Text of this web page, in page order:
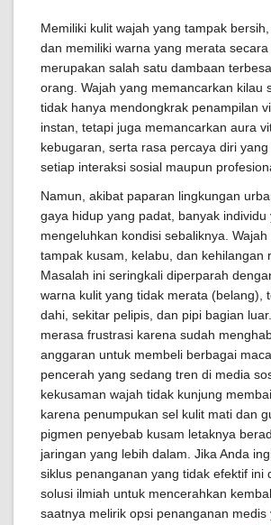
Memiliki kulit wajah yang tampak
dan memiliki warna yang merata secara
merupakan salah satu dambaan
orang. Wajah yang memancarkan kilau
tidak hanya mendongkrak penampilan
instan, tetapi juga memancarkan aura
kebugaran, serta rasa percaya diri
setiap interaksi sosial maupun
Namun, akibat paparan lingkungan
gaya hidup yang padat, banyak individu
mengeluhkan kondisi sebaliknya.
tampak kusam, kelabu, dan kehilangan
Masalah ini seringkali diperparah
warna kulit yang tidak merata (belang),
dahi, sekitar pelipis, dan pipi bagian
merasa frustrasi karena sudah
anggaran untuk membeli berbagai
pencerah yang sedang tren di media
kekusaman wajah tidak kunjung
karena penumpukan sel kulit mati dan
pigmen penyebab kusam letaknya
jaringan yang lebih dalam. Jika Anda
siklus penanganan yang tidak efektif ini
solusi ilmiah untuk mencerahkan
saatnya melirik opsi penanganan medis